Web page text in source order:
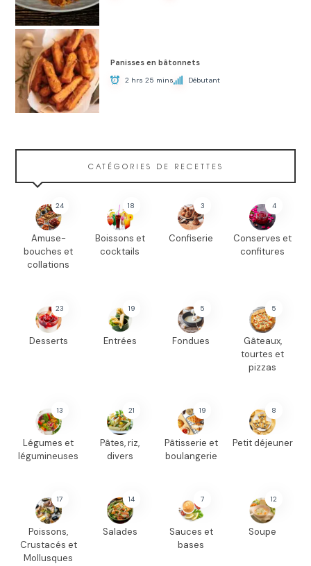
Panisses en bâtonnets
2 hrs 25 mins Débutant
CATÉGORIES DE RECETTES
24
Amuse-
bouches et
collations
18
Boissons et
cocktails
3
Confiserie
4
Conserves et
confitures
23
Desserts
19
Entrées
5
Fondues
5
Gâteaux,
tourtes et
pizzas
13
Légumes et
légumineuses
21
Pâtes, riz,
divers
19
Pâtisserie et
boulangerie
8
Petit déjeuner
17
Poissons,
Crustacés et
Mollusques
14
Salades
7
Sauces et
bases
12
Soupe